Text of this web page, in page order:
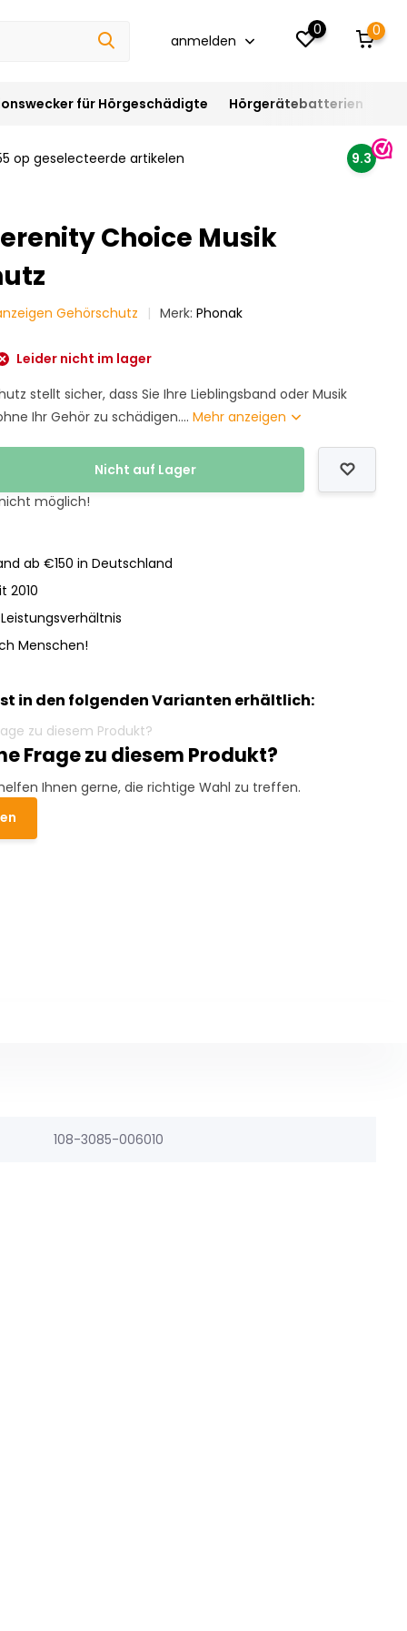
anmelden
0 0
für Hörgeschädigte Hörgerätebatterien
op geselecteerde artikelen 9.3
Choice Musik
Gehörschutz Merk:Phonak
Leider nicht im lager
stellt sicher, dass Sie Ihre Lieblingsband oder Musik
Ihr Gehör zu schädigen....Mehr anzeigen
Nicht auf Lager
möglich!
ab €150 in Deutschland
2010
Menschen!
in den folgenden Varianten erhältlich:
Frage zu diesem Produkt?
Ihnen gerne, die richtige Wahl zu treffen.
108-3085-006010